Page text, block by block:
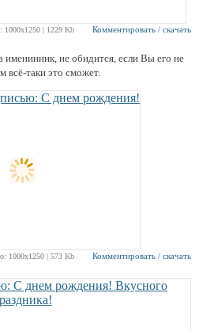
1000х1250 | 1229 Kb Комментировать / скачать
не обидится, если Вы его не
всё-таки это сможет.
1000х1250 | 573 Kb Комментировать / скачать